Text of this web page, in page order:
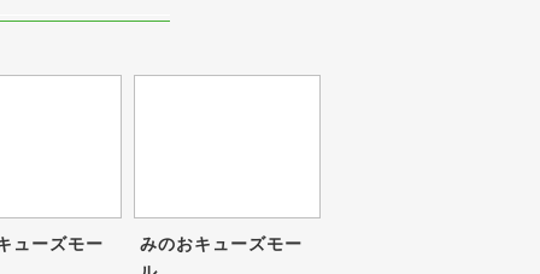
ューズモー
みのおキューズモー